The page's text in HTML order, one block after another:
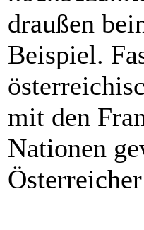
draußen
Beispiel.
mit den
Nationen